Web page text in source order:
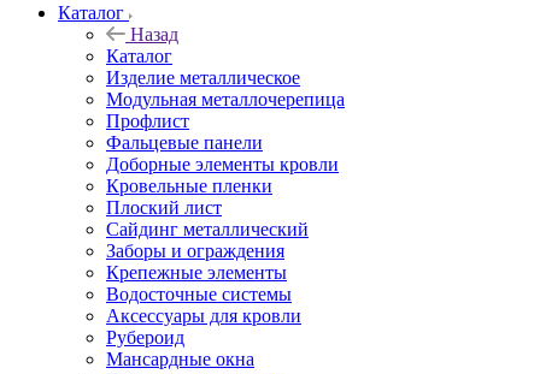
Каталог
Назад
Каталог
Изделие металлическое
Модульная металлочерепица
Профлист
Фальцевые панели
Доборные элементы кровли
Кровельные пленки
Плоский лист
Сайдинг металлический
Заборы и ограждения
Крепежные элементы
Водосточные системы
Аксессуары для кровли
Рубероид
Мансардные окна